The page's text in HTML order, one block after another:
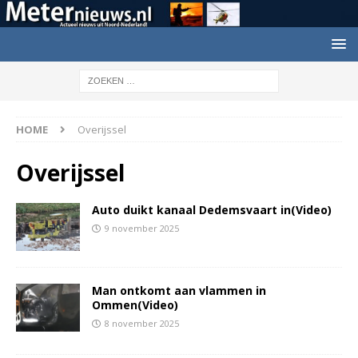
HOME Overijssel
Overijssel
Auto duikt kanaal Dedemsvaart in(Video)
9 november 2025
Man ontkomt aan vlammen in
Ommen(Video)
8 november 2025